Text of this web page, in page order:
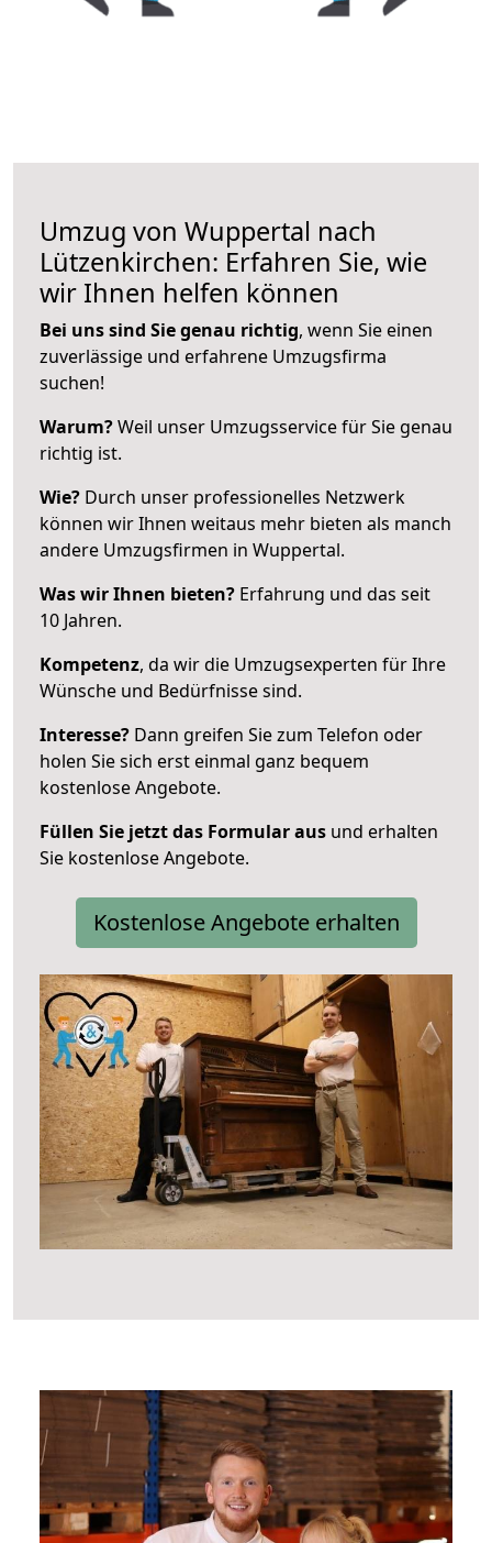
Umzug von Wuppertal nach
Lützenkirchen: Erfahren Sie, wie
wir Ihnen helfen können
Bei uns sind Sie genau richtig, wenn Sie einen
zuverlässige und erfahrene Umzugsfirma
suchen!
Warum?Weil unser Umzugsservice für Sie genau
richtig ist.
Wie? Durch unser professionelles Netzwerk
können wir Ihnen weitaus mehr bieten als manch
andere Umzugsfirmen in Wuppertal.
Was wir Ihnen bieten? Erfahrung und das seit
10 Jahren.
Kompetenz, da wir die Umzugsexperten für Ihre
Wünsche und Bedürfnisse sind.
Interesse? Dann greifen Sie zum Telefon oder
holen Sie sich erst einmal ganz bequem
kostenlose Angebote.
Füllen Sie jetzt das Formular aus und erhalten
Sie kostenlose Angebote.
Kostenlose Angebote erhalten